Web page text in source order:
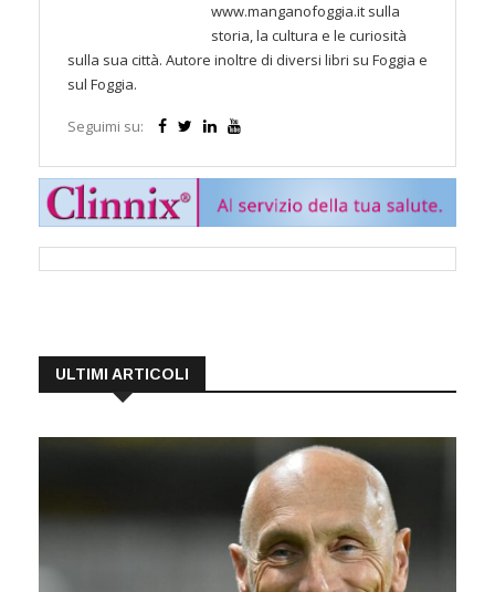
www.manganofoggia.it sulla
storia, la cultura e le curiosità
sulla sua città. Autore inoltre di diversi libri su Foggia e
sul Foggia.
Seguimi su:
ULTIMI ARTICOLI